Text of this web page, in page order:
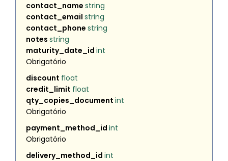
contact_name string
contact_email string
contact_phone string
notes string
maturity_date_id int
Obrigatório
discount float
credit_limit float
qty_copies_document int
Obrigatório
payment_method_id int
Obrigatório
delivery_method_id int